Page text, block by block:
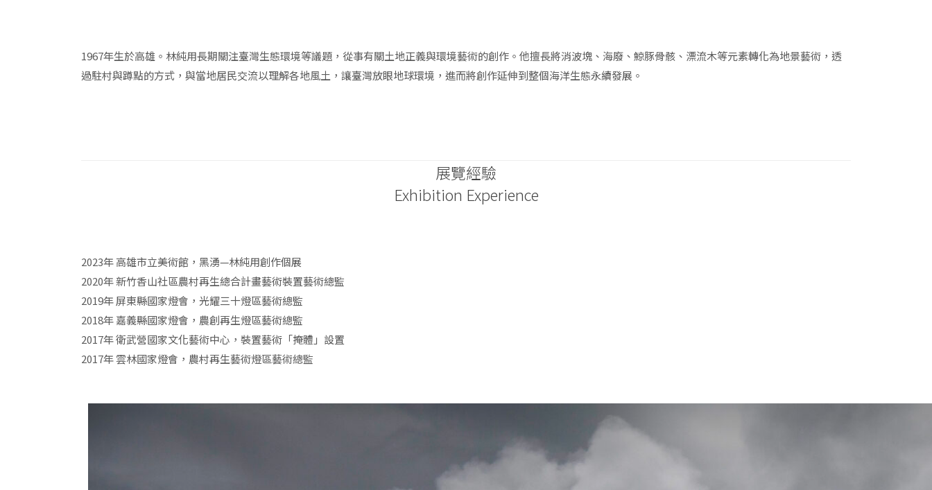
1967年生於高雄。林純用長期關注臺灣生態環境等議題，從事有關土地正義與環境藝術的創作。他擅長將消波塊、海廢、鯨豚骨骸、漂流木等元素轉化為地景藝術，透
過駐村與蹲點的方式，與當地居民交流以理解各地風土，讓臺灣放眼地球環境，進而將創作延伸到整個海洋生態永續發展。
展覽經驗
Exhibition Experience
2023年 高雄市立美術館，黑湧—林純用創作個展
2020年 新竹香山社區農村再生總合計畫藝術裝置藝術總監
2019年 屏東縣國家燈會，光耀三十燈區藝術總監
2018年 嘉義縣國家燈會，農創再生燈區藝術總監
2017年 衛武營國家文化藝術中心，裝置藝術「掩體」設置
2017年 雲林國家燈會，農村再生藝術燈區藝術總監